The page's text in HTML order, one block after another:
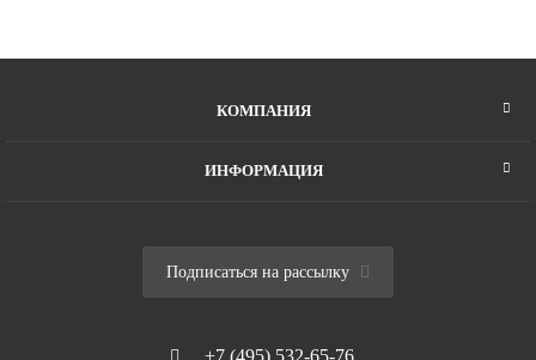
КОМПАНИЯ
ИНФОРМАЦИЯ
Подписаться на рассылку
+7 (495) 532-65-76